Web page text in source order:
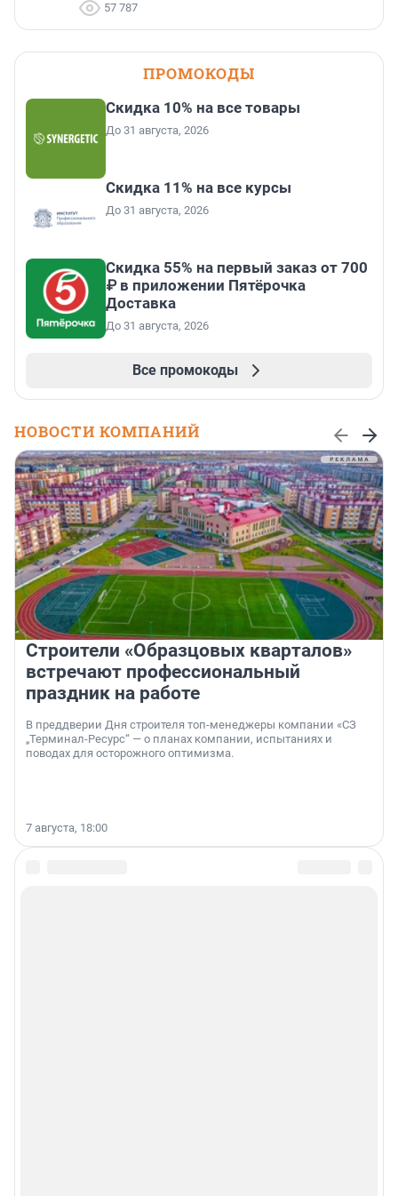
57 787
ПРОМОКОДЫ
Скидка 10% на все товары
До 31 августа, 2026
Скидка 11% на все курсы
До 31 августа, 2026
Скидка 55% на первый заказ от 700
₽ в приложении Пятёрочка
Доставка
До 31 августа, 2026
Все промокоды
НОВОСТИ КОМПАНИЙ
Строители «Образцовых кварталов»
встречают профессиональный
праздник на работе
В преддверии Дня строителя топ-менеджеры компании «СЗ
„Терминал-Ресурс“ — о планах компании, испытаниях и
поводах для осторожного оптимизма.
7 августа, 18:00